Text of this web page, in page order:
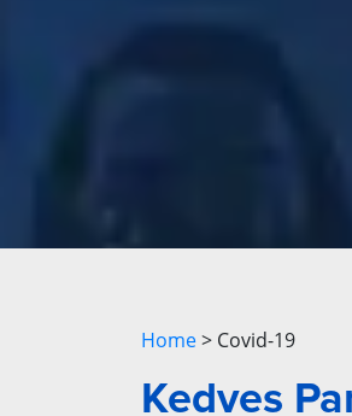
Home> Covid-19
Kedves